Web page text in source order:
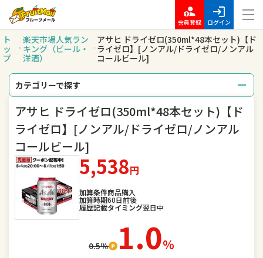
会員登録 ログイン
ト
ッ
プ
楽天市場人気ラン
キング（ビール・
洋酒）
アサヒ ドライゼロ(350ml*48本セット)【ド
ライゼロ】[ノンアル/ドライゼロ/ノンアル
コールビール]
カテゴリーで探す
総合 レディースファッション
メンズファッション インナー・下着・ナイトウェア
バッグ・小物・ブランド雑貨
腕時計
キッズ・ベビー・マタニティ
家電
アサヒ ドライゼロ(350ml*48本セット)【ド
ライゼロ】[ノンアル/ドライゼロ/ノンアル
コールビール]
5,538円
加算条件商品購入
加算時期60日前後
履歴記載タイミング翌日中
0.5％ 1.0％